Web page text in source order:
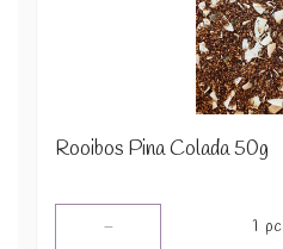
Rooibos Pina Colada 50g
- 1 pc